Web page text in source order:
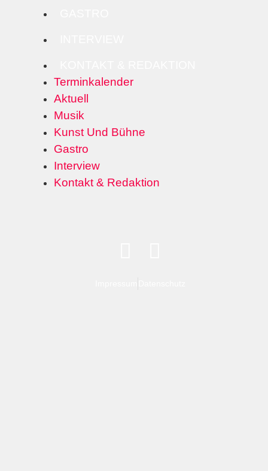
Terminkalender
Aktuell
Musik
Kunst Und Bühne
Gastro
Interview
Kontakt & Redaktion